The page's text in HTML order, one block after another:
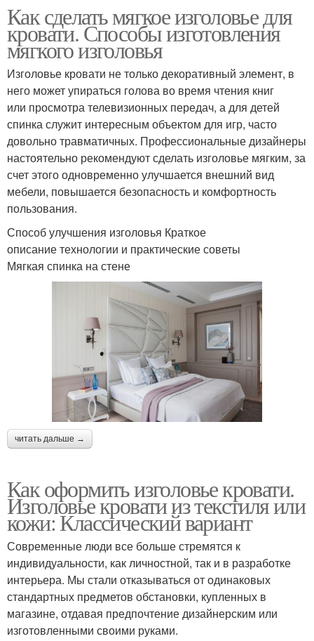
Как сделать мягкое изголовье для
кровати. Способы изготовления
мягкого изголовья
Изголовье кровати не только декоративный элемент, в
него может упираться голова во время чтения книг
или просмотра телевизионных передач, а для детей
спинка служит интересным объектом для игр, часто
довольно травматичных. Профессиональные дизайнеры
настоятельно рекомендуют сделать изголовье мягким, за
счет этого одновременно улучшается внешний вид
мебели, повышается безопасность и комфортность
пользования.
Способ улучшения изголовья Краткое
описание технологии и практические советы
Мягкая спинка на стене
читать дальше →
Как оформить изголовье кровати.
Изголовье кровати из текстиля или
кожи: Классический вариант
Современные люди все больше стремятся к
индивидуальности, как личностной, так и в разработке
интерьера. Мы стали отказываться от одинаковых
стандартных предметов обстановки, купленных в
магазине, отдавая предпочтение дизайнерским или
изготовленными своими руками.